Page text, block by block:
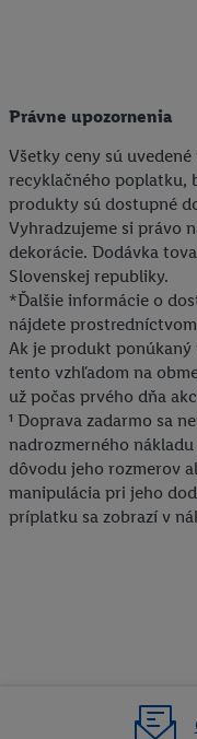
Právne upozornenia
Všetky ceny sú
recyklačného poplatku,
produkty sú dostupné
Vyhradzujeme si právo
dekorácie. Dodávka
Slovenskej republiky.
*Ďalšie informácie o
nájdete
Ak je produkt ponúkaný
tento vzhľadom na
už počas prvého dňa
¹ Doprava zadarmo sa
nadrozmerného
dôvodu jeho rozmerov
manipulácia pri jeho
príplatku sa zobrazí v
údajov.
Kliknutím na možnosť "
používanie potrebných
vyjadríte súhlas so
Ďalšie informácie
údajov a Vašom práve
do budúcnosti nájdete v
údajov
Imprint nájdete tu.